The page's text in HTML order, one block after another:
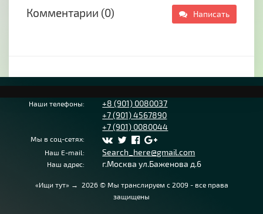
Комментарии (0) Написать
Наши телефоны:
+8 (901) 0080037
+7 (901) 4567890
+7 (901) 0080044
Мы в соц-сетях:
Наш E-mail:
Search_here@gmail.com
Наш адрес: г.Москва ул.Баженова д.6
«Ищи тут» → 2026© Мы транслируем с 2009 - все права
защищены